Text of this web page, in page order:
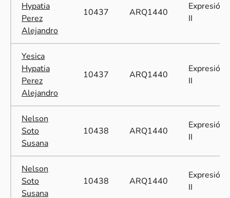
Hypatia
Perez
Alejandro
10437 ARQ1440
Expresión
II
Yesica
Hypatia
Perez
Alejandro
10437 ARQ1440
Expresión
II
Nelson
Soto
Susana
10438 ARQ1440
Expresión
II
Nelson
Soto
Susana
10438 ARQ1440
Expresión
II